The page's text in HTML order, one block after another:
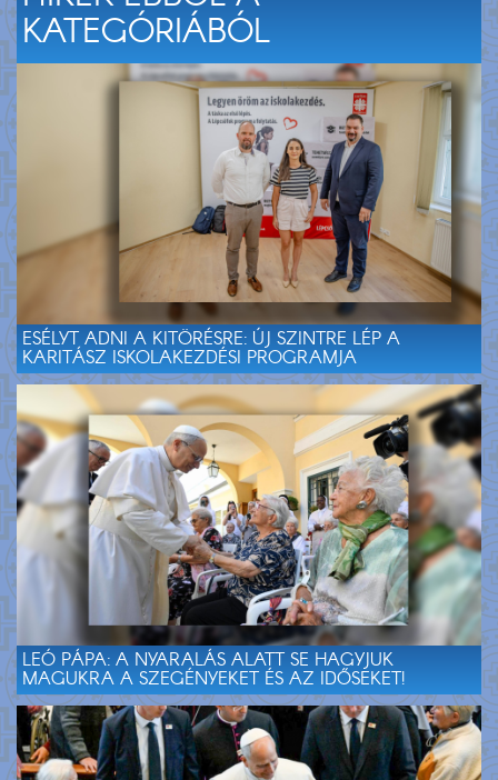
KATEGÓRIÁBÓL
ESÉLYT ADNI A KITÖRÉSRE: ÚJ SZINTRE LÉP A
KARITÁSZ ISKOLAKEZDÉSI PROGRAMJA
LEÓ PÁPA: A NYARALÁS ALATT SE HAGYJUK
MAGUKRA A SZEGÉNYEKET ÉS AZ IDŐSEKET!